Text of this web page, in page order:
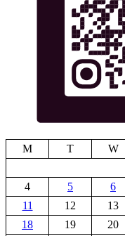
M
T W
4
5 6
11
12 13
18
19 20